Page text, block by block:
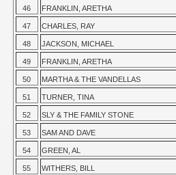
46 FRANKLIN, ARETHA
47 CHARLES, RAY
48 JACKSON, MICHAEL
49 FRANKLIN, ARETHA
50 MARTHA & THE VANDELLAS
51 TURNER, TINA
52 SLY & THE FAMILY STONE
53 SAM AND DAVE
54 GREEN, AL
55 WITHERS, BILL